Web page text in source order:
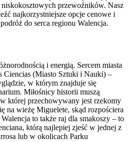
przewoźników. Nasz
najkorzystniejsze opcje cenowe i
do serca regionu Walencja.
i energią. Sercem miasta
Ciencias (Miasto Sztuki i Nauki) –
w którym znajduje się
Miłośnicy historii muszą
której przechowywany jest rzekomy
na wieżę Miguelete, skąd rozpościera
Walencja to także raj dla smakoszy – to
którą najlepiej zjeść w jednej z
lub w okolicach Parku